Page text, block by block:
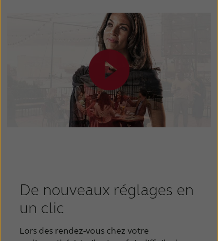
De nouveaux réglages en
un clic
Lors des rendez-vous chez votre